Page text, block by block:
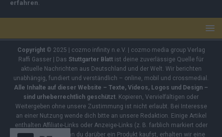
erfahren
Copyright© 2025 | cozmo infinity n.e.V. | cozmo media group Verlag
Raffi Gasser | Das Stuttgarter Blatt ist deine zuverlässige Quelle für
aktuelle Nachrichten aus Deutschland und der Welt. Wir berichten
unabhängig, fundiert und verständlich – online, mobil und crossmedial.
Alle Inhalte auf dieser Website – Texte, Videos, Logos und Design –
sind urheberrechtlich geschützt. Kopieren, Vervielfältigen oder
Weitergeben ohne unsere Zustimmung ist nicht erlaubt. Bei Interesse
an einer Nutzung wende dich bitte an unsere Redaktion. Einige Artikel
enthalten Affiliate-Links oder Anzeige-Links (z. B. farblich markiert oder
unterstrichen). Wenn du darüber ein Produkt kaufst, erhalten wir eine